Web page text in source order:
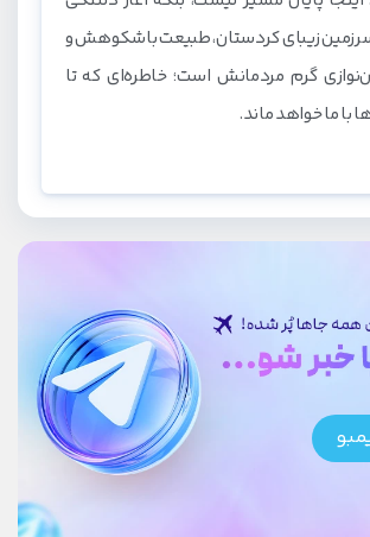
زیبای کردستان، طبیعت باشکوهش و
گرم مردمانش است؛ خاطره‌ای که تا
با ما خواهد ماند.